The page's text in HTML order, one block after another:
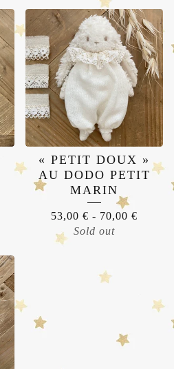
« PETIT DOUX »
AU DODO PETIT
MARIN
53,00 € - 70,00 €
Sold out